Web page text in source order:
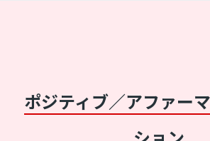
ポジティブ／アファー